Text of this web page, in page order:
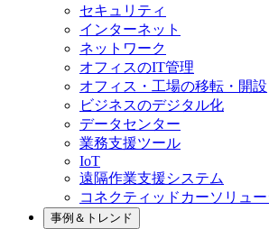
セキュリティ
インターネット
ネットワーク
オフィスのIT管理
オフィス・工場の移転・開設
ビジネスのデジタル化
データセンター
業務支援ツール
IoT
遠隔作業支援システム
コネクティッドカーソリュ
事例＆トレンド